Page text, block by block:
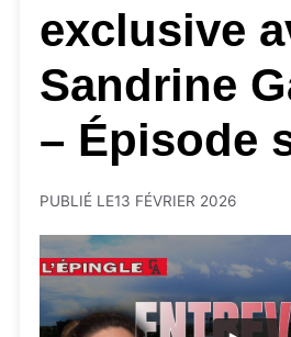
exclusive
Sandrine
– Épisode
PUBLIÉ LE13 FÉVRIER 2026